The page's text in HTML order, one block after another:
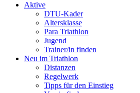
Aktive
DTU-Kader
Altersklasse
Para Triathlon
Jugend
Trainer/in finden
Neu im Triathlon
Distanzen
Regelwerk
Tipps für den Einstieg